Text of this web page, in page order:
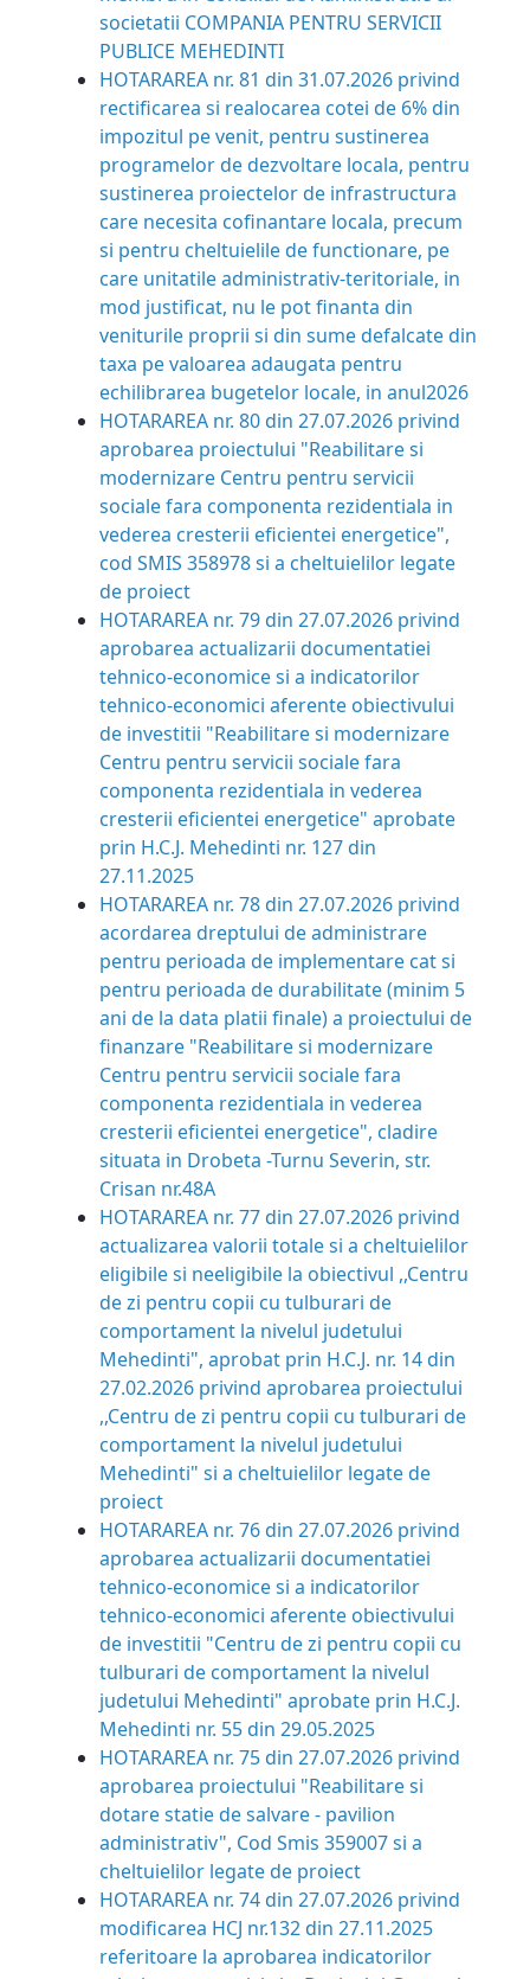
societatii COMPANIA PENTRU SERVICII
PUBLICE MEHEDINTI
HOTARAREA nr. 81 din 31.07.2026 privind
rectificarea si realocarea cotei de 6% din
impozitul pe venit, pentru sustinerea
programelor de dezvoltare locala, pentru
sustinerea proiectelor de infrastructura
care necesita cofinantare locala, precum
si pentru cheltuielile de functionare, pe
care unitatile administrativ-teritoriale, in
mod justificat, nu le pot finanta din
veniturile proprii si din sume defalcate din
taxa pe valoarea adaugata pentru
echilibrarea bugetelor locale, in anul2026
HOTARAREA nr. 80 din 27.07.2026 privind
aprobarea proiectului "Reabilitare si
modernizare Centru pentru servicii
sociale fara componenta rezidentiala in
vederea cresterii eficientei energetice",
cod SMIS 358978 si a cheltuielilor legate
de proiect
HOTARAREA nr. 79 din 27.07.2026 privind
aprobarea actualizarii documentatiei
tehnico-economice si a indicatorilor
tehnico-economici aferente obiectivului
de investitii "Reabilitare si modernizare
Centru pentru servicii sociale fara
componenta rezidentiala in vederea
cresterii eficientei energetice" aprobate
prin H.C.J. Mehedinti nr. 127 din
27.11.2025
HOTARAREA nr. 78 din 27.07.2026 privind
acordarea dreptului de administrare
pentru perioada de implementare cat si
pentru perioada de durabilitate (minim 5
ani de la data platii finale) a proiectului de
finanzare "Reabilitare si modernizare
Centru pentru servicii sociale fara
componenta rezidentiala in vederea
cresterii eficientei energetice", cladire
situata in Drobeta -Turnu Severin, str.
Crisan nr.48A
HOTARAREA nr. 77 din 27.07.2026 privind
actualizarea valorii totale si a cheltuielilor
eligibile si neeligibile la obiectivul ,,Centru
de zi pentru copii cu tulburari de
comportament la nivelul judetului
Mehedinti", aprobat prin H.C.J. nr. 14 din
27.02.2026 privind aprobarea proiectului
,,Centru de zi pentru copii cu tulburari de
comportament la nivelul judetului
Mehedinti" si a cheltuielilor legate de
proiect
HOTARAREA nr. 76 din 27.07.2026 privind
aprobarea actualizarii documentatiei
tehnico-economice si a indicatorilor
tehnico-economici aferente obiectivului
de investitii "Centru de zi pentru copii cu
tulburari de comportament la nivelul
judetului Mehedinti" aprobate prin H.C.J.
Mehedinti nr. 55 din 29.05.2025
HOTARAREA nr. 75 din 27.07.2026 privind
aprobarea proiectului "Reabilitare si
dotare statie de salvare - pavilion
administrativ", Cod Smis 359007 si a
cheltuielilor legate de proiect
HOTARAREA nr. 74 din 27.07.2026 privind
modificarea HCJ nr.132 din 27.11.2025
referitoare la aprobarea indicatorilor